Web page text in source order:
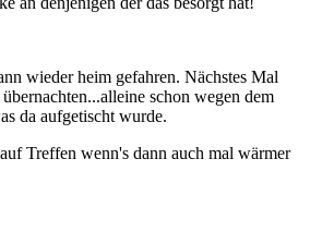
wieder heim gefahren. Nächstes Mal
schon wegen dem
da aufgetischt wurde.
Treffen wenn's dann auch mal wärmer